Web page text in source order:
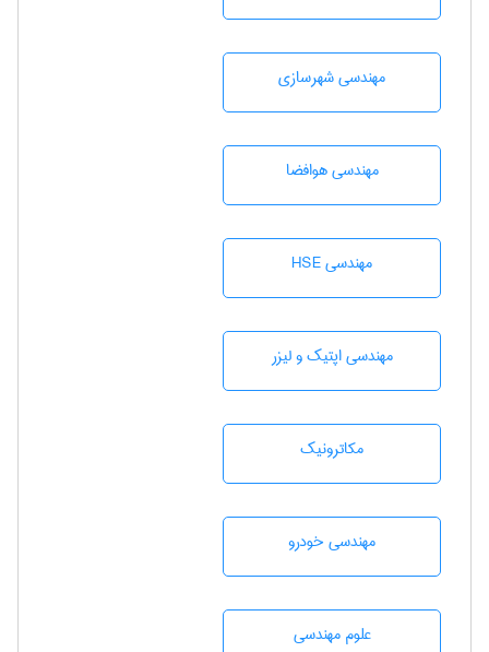
مهندسی شهرسازی
مهندسی هوافضا
مهندسی HSE
مهندسی اپتیک و لیزر
مکاترونیک
مهندسی خودرو
علوم مهندسی